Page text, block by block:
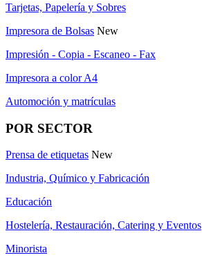
Tarjetas, Papelería y Sobres
Impresora de Bolsas New
Impresión - Copia - Escaneo - Fax
Impresora a color A4
Automoción y matrículas
POR SECTOR
Prensa de etiquetas New
Industria, Químico y Fabricación
Educación
Hostelería, Restauración, Catering y Eventos
Minorista